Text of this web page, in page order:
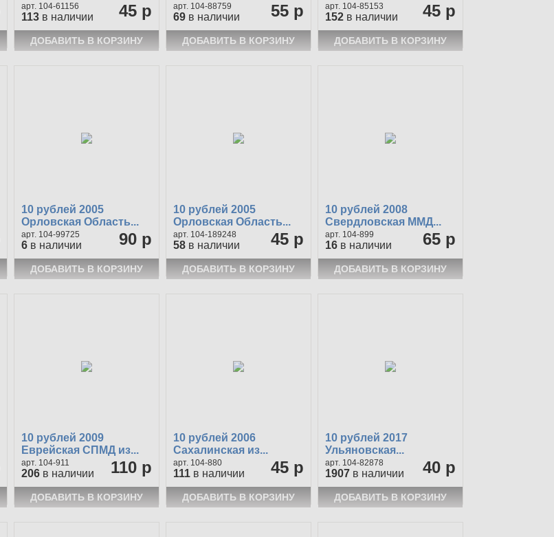
45 р
104-61156
113 в наличии 55 р
104-88759
69 в наличии 45 р
104-85153
152 в наличии
10 рублей 2005
Орловская Область...
90 р
104-99725
6 в наличии
10 рублей 2005
Орловская Область...
45 р
104-189248
58 в наличии
10 рублей 2008
Свердловская ММД...
65 р
104-899
16 в наличии
10 рублей 2009
Еврейская СПМД из...
110 р
104-911
206 в наличии
10 рублей 2006
Сахалинская из...
45 р
104-880
111 в наличии
10 рублей 2017
Ульяновская...
40 р
104-82878
1907 в наличии